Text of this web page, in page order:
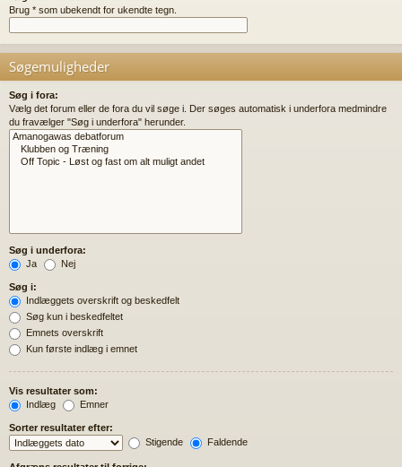
Brug * som ubekendt for ukendte tegn.
Søgemuligheder
Søg i fora:
Vælg det forum eller de fora du vil søge i. Der søges automatisk i underfora medmindre
du fravælger "Søg i underfora" herunder.
Søg i underfora:
Ja
Nej
Søg i:
Indlæggets overskrift og beskedfelt
Søg kun i beskedfeltet
Emnets overskrift
Kun første indlæg i emnet
Vis resultater som:
Indlæg
Emner
Sorter resultater efter:
Stigende
Faldende